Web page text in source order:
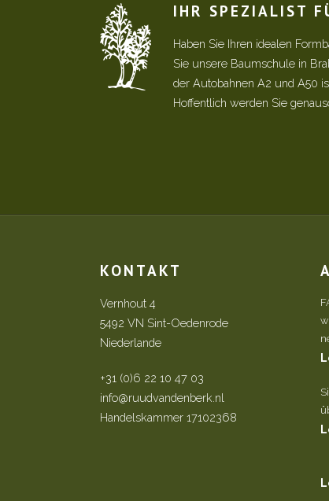
IHR SPEZIALIST
Haben Sie Ihren idealen
Sie unsere Baumschule in
der Autobahnen A2 und A50
Hoffentlich werden Sie
KONTAKT
Vernhout 4
5492 VN Sint-Oedenrode
Niederlande
+31 (0)6 22 10 47 03
info@ruudvandenberk.nl
Handelskammer 17102368